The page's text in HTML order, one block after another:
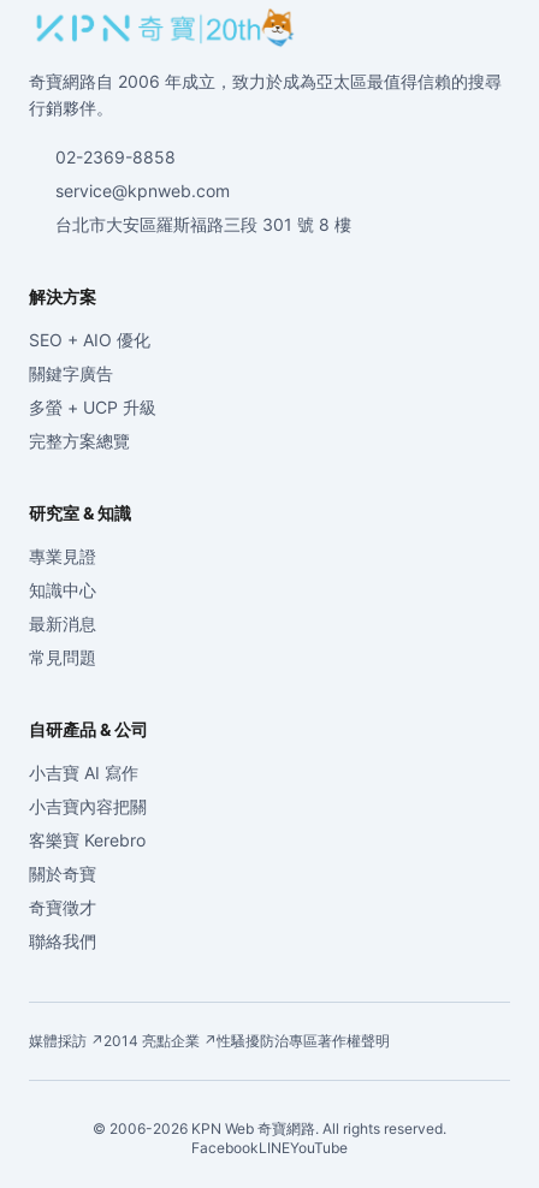
奇寶網路自 2006 年成立，致力於成為亞太區最值得信賴的搜尋
行銷夥伴。
02-2369-8858
service@kpnweb.com
台北市大安區羅斯福路三段 301 號 8 樓
解決方案
SEO + AIO 優化
關鍵字廣告
多螢 + UCP 升級
完整方案總覽
研究室 & 知識
專業見證
知識中心
最新消息
常見問題
自研產品 & 公司
小吉寶 AI 寫作
小吉寶內容把關
客樂寶 Kerebro
關於奇寶
奇寶徵才
聯絡我們
媒體採訪 ↗ 2014 亮點企業 ↗性騷擾防治專區著作權聲明
© 2006-2026 KPN Web 奇寶網路. All rights reserved.
FacebookLINEYouTube